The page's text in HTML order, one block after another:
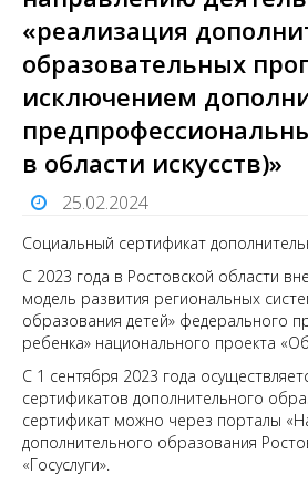
«реализация
образовательных
исключением
в области искусств)»
25.02.2024
Социальный сертификат
С 2023 года в Ростовской области
модель развития региональных
образования детей» федерального
ребенка» национального проекта
С 1 сентября 2023 года
сертификатов дополнительного
сертификат можно через порталы
дополнительного образования
«Госуслуги».